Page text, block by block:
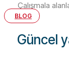
Çalışmala
BLOG
Güncel